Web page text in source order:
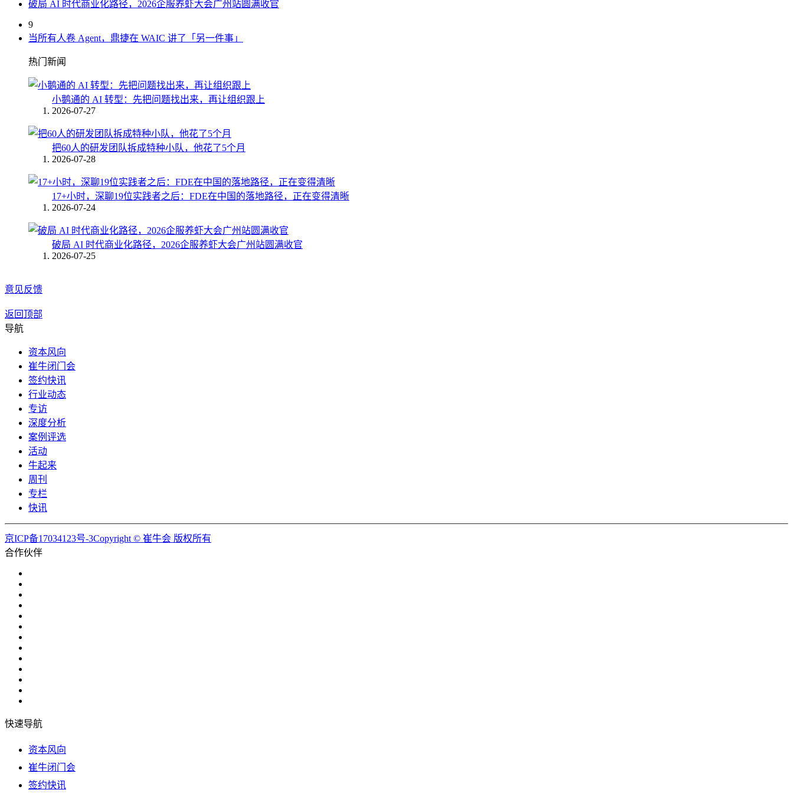
破局 AI 时代商业化路径，2026企服养虾大会广州站圆满收官
9
当所有人卷 Agent，鼎捷在 WAIC 讲了「另一件事」
热门新闻
小鹅通的 AI 转型：先把问题找出来，再让组织跟上
2026-07-27
把60人的研发团队拆成特种小队，他花了5个月
2026-07-28
17+小时，深聊19位实践者之后：FDE在中国的落地路径，正在变得清晰
2026-07-24
破局 AI 时代商业化路径，2026企服养虾大会广州站圆满收官
2026-07-25
意见反馈
返回顶部
导航
资本风向
崔牛闭门会
签约快讯
行业动态
专访
深度分析
案例评选
活动
牛起来
周刊
专栏
快讯
京ICP备17034123号-3Copyright © 崔牛会 版权所有
合作伙伴
快速导航
资本风向
崔牛闭门会
签约快讯